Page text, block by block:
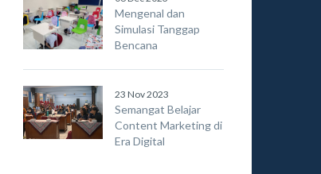
Mengenal dan
Simulasi Tanggap
Bencana
23 Nov 2023
Semangat Belajar
Content Marketing di
Era Digital